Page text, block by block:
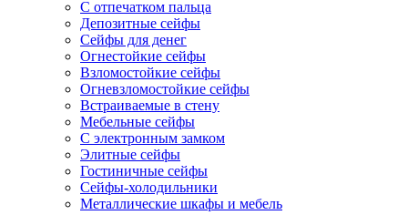
С отпечатком пальца
Депозитные сейфы
Сейфы для денег
Огнестойкие сейфы
Взломостойкие сейфы
Огневзломостойкие сейфы
Встраиваемые в стену
Мебельные сейфы
С электронным замком
Элитные сейфы
Гостиничные сейфы
Сейфы-холодильники
Металлические шкафы и мебель